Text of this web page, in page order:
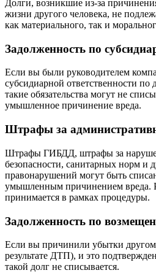
Долги, возникшие из-за
жизни другого человека, не
как материального, так и
Задолженность по
Если вы были руководителем
субсидиарной ответственности по
такие обязательства могут не
умышленное причинение вреда.
Штрафы за
Штрафы ГИБДД, штрафы за
безопасности, санитарных норм и
правонарушений могут быть
умышленным причинением вреда.
принимается в рамках процедуры.
Задолженность по
Если вы причинили убытки
результате ДТП), и это
такой долг не списывается.